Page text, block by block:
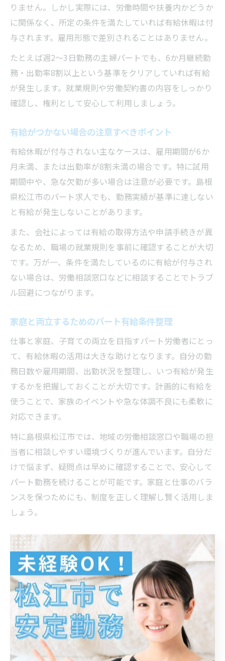
りません。しかし実際には、労働時間や扶養内かどうか
に関係なく、所定の条件を満たしていれば有給休暇は付
与されます。雇用形態で差別されることはありません。
たとえば週2～3日勤務の主婦パートでも、6か月継続勤
務・出勤率8割以上という基準をクリアしていれば有給
が発生します。就業規則や労働契約書の内容をしっかり
確認し、権利として安心して利用しましょう。
有給がつかない場合の注意すべきポイント
有給休暇が付与されない主なケースは、雇用期間が6か
月未満、または出勤率が8割未満の場合です。特に試用
期間中や、急な欠勤が多い場合は注意が必要です。島根
県松江市のパート求人でも、勤務実績が基準に達しない
と有給が発生しないことがあります。
また、会社によっては有給の取得方法や申請手続きが異
なるため、職場の就業規則を事前に確認することが大切
です。万が一、条件を満たしているのに有給が付与され
ない場合は、労働相談窓口などに相談することでトラブ
ル回避につながります。
家庭と両立するためのパート有給条件整理
仕事と家庭、子育ての両立を目指すパート労働者にとっ
て、有給休暇の活用は大きな助けとなります。自分の勤
務日数や雇用期間、出勤状況を整理し、いつ有給が発生
するかを把握しておくことが大切です。計画的に有給を
使うことで、家族のイベントや急な体調不良にも柔軟に
対応できます。
特に島根県松江市では、地域の労働相談窓口や職場の担
当者に相談しやすい環境づくりが進んでいます。自分だ
けで悩まず、疑問点は早めに確認することで、安心して
パート勤務を続けることが可能です。家庭と仕事のバラ
ンスを保つためにも、制度を正しく理解し賢く活用しま
しょう。
働き方に合わせたパート有給休暇の
活用術
パートの働き方別有給休暇の活用方法
パートタイムで働く方にも有給休暇は法律で認められて
いますが、働き方や勤務時間によって取得方法や日数が